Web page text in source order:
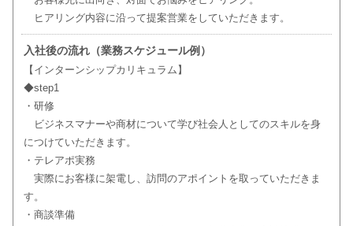
ヒアリング内容に沿って提案営業をしていただきます。
入社後の流れ（業務スケジュール例）
【インターンシップカリキュラム】
◆step1
・研修
ビジネスマナーや商材について学び社会人としてのスキルを身
につけていただきます。
・テレアポ実務
実際にお客様に架電し、訪問のアポイントを取っていただきま
す。
・商談準備